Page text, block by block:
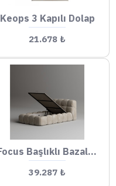
Keops 3 Kapılı Dolap
21.678 ₺
Focus Başlıklı Bazalı Karyola
39.287 ₺